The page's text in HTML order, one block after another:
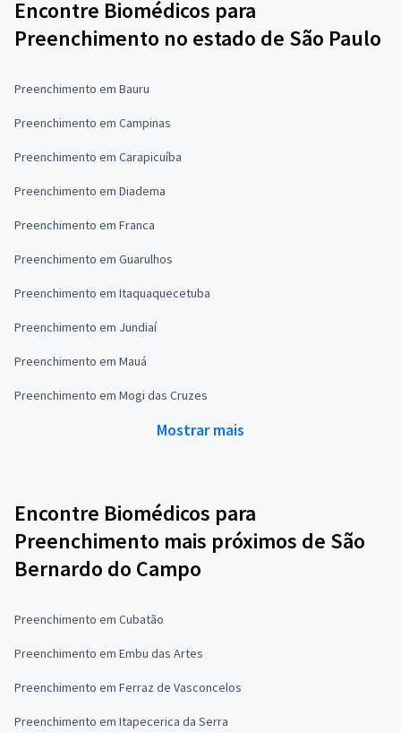
Encontre Biomédicos para
Preenchimento no estado de São Paulo
Preenchimento em Bauru
Preenchimento em Campinas
Preenchimento em Carapicuíba
Preenchimento em Diadema
Preenchimento em Franca
Preenchimento em Guarulhos
Preenchimento em Itaquaquecetuba
Preenchimento em Jundiaí
Preenchimento em Mauá
Preenchimento em Mogi das Cruzes
Mostrar mais
Encontre Biomédicos para
Preenchimento mais próximos de São
Bernardo do Campo
Preenchimento em Cubatão
Preenchimento em Embu das Artes
Preenchimento em Ferraz de Vasconcelos
Preenchimento em Itapecerica da Serra